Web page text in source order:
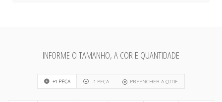
INFORME O TAMANHO, A COR E QUANTIDADE
+1 PEÇA -1 PEÇA PREENCHER A QTDE